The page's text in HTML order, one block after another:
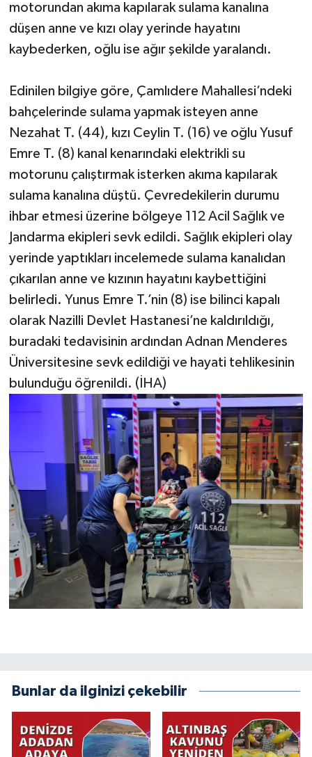
motorundan akıma kapılarak sulama kanalına
düşen anne ve kızı olay yerinde hayatını
kaybederken, oğlu ise ağır şekilde yaralandı.
Edinilen bilgiye göre, Çamlıdere Mahallesi’ndeki
bahçelerinde sulama yapmak isteyen anne
Nezahat T. (44), kızı Ceylin T. (16) ve oğlu Yusuf
Emre T. (8) kanal kenarındaki elektrikli su
motorunu çalıştırmak isterken akıma kapılarak
sulama kanalına düştü. Çevredekilerin durumu
ihbar etmesi üzerine bölgeye 112 Acil Sağlık ve
Jandarma ekipleri sevk edildi. Sağlık ekipleri olay
yerinde yaptıkları incelemede sulama kanalıdan
çıkarılan anne ve kızının hayatını kaybettiğini
belirledi. Yunus Emre T.’nin (8) ise bilinci kapalı
olarak Nazilli Devlet Hastanesi’ne kaldırıldığı,
buradaki tedavisinin ardından Adnan Menderes
Üniversitesine sevk edildiği ve hayati tehlikesinin
bulunduğu öğrenildi. (İHA)
Bunlar da ilginizi çekebilir